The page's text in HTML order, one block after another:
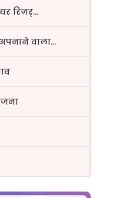
रिज़र्...
वाला...